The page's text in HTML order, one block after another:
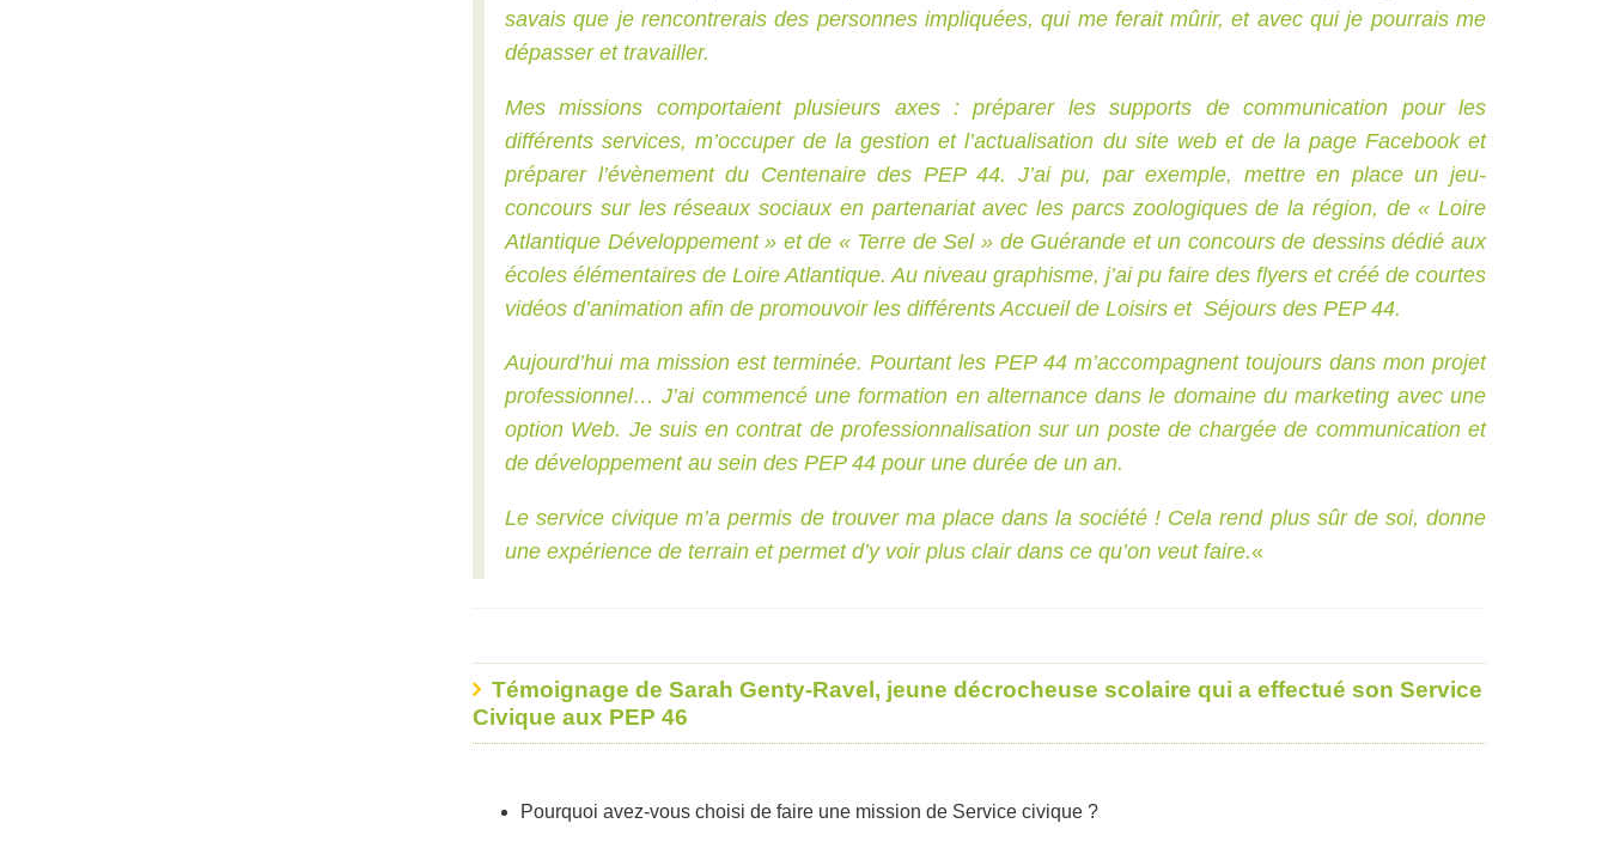
savais que je rencontrerais des personnes impliquées, qui me ferait mûrir, et avec qui je pourrais me
dépasser et travailler.
Mes missions comportaient plusieurs axes : préparer les supports de communication pour les
différents services, m’occuper de la gestion et l’actualisation du site web et de la page Facebook et
préparer l’évènement du Centenaire des PEP 44. J’ai pu, par exemple, mettre en place un jeu-
concours sur les réseaux sociaux en partenariat avec les parcs zoologiques de la région, de « Loire
Atlantique Développement » et de « Terre de Sel » de Guérande et un concours de dessins dédié aux
écoles élémentaires de Loire Atlantique. Au niveau graphisme, j’ai pu faire des flyers et créé de courtes
vidéos d’animation afin de promouvoir les différents Accueil de Loisirs et Séjours des PEP 44.
Aujourd’hui ma mission est terminée. Pourtant les PEP 44 m’accompagnent toujours dans mon projet
professionnel… J’ai commencé une formation en alternance dans le domaine du marketing avec une
option Web. Je suis en contrat de professionnalisation sur un poste de chargée de communication et
de développement au sein des PEP 44 pour une durée de un an.
Le service civique m’a permis de trouver ma place dans la société ! Cela rend plus sûr de soi, donne
une expérience de terrain et permet d’y voir plus clair dans ce qu’on veut faire.«
Témoignage de Sarah Genty-Ravel, jeune décrocheuse scolaire qui a effectué son Service
Civique aux PEP 46
Pourquoi avez-vous choisi de faire une mission de Service civique ?